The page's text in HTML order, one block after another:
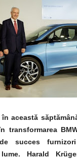
această
transformarea
succes
Harald